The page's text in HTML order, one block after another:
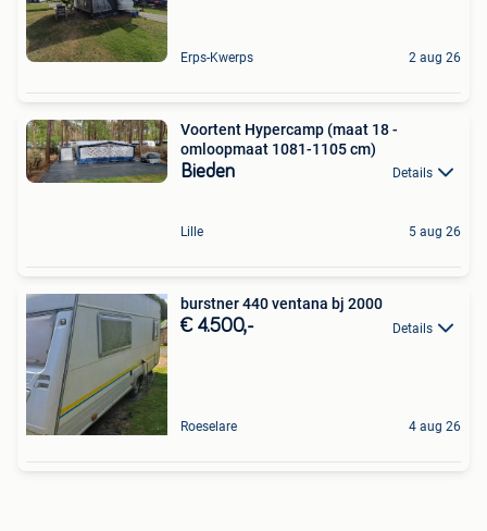
Erps-Kwerps 2 aug 26
Voortent Hypercamp (maat 18 -
omloopmaat 1081-1105 cm)
Bieden Details
Lille 5 aug 26
burstner 440 ventana bj 2000
€ 4.500,- Details
Roeselare 4 aug 26